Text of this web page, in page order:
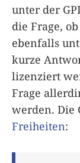
unter der
die Frage,
ebenfalls
kurze
lizenziert
Frage
werden. Die
Freiheiten: